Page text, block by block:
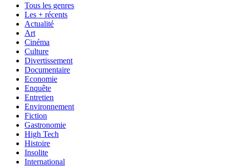
Tous les genres
Les + récents
Actualité
Art
Cinéma
Culture
Divertissement
Documentaire
Economie
Enquête
Entretien
Environnement
Fiction
Gastronomie
High Tech
Histoire
Insolite
International